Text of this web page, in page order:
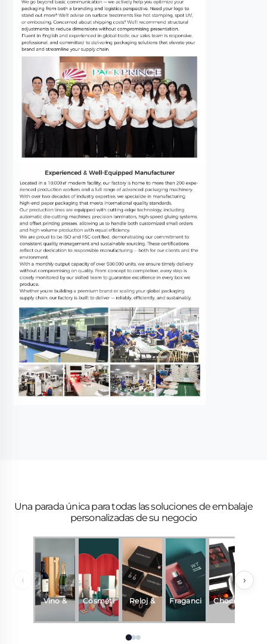
Una parada única para todas las soluciones de embalaje
personalizadas de su negocio
‹
Vino &
Bebidas
Cosméti
cos
Reloj &
Joyería
Fraganci
a y
Chocola
te
›